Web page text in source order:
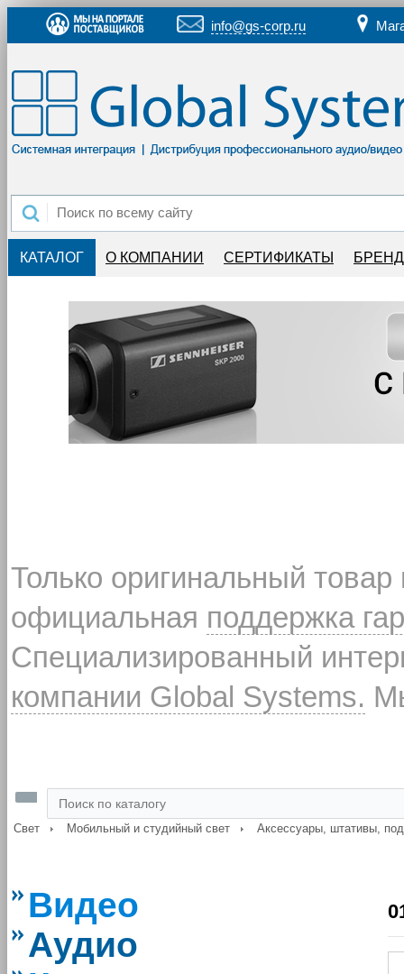
info@gs-corp.ru
КАТАЛОГ О КОМПАНИИ СЕРТИФИКАТЫ
Только оригинальный
официальная поддержка
Специализированный
компании Global Systems.
Свет Мобильный и студийный свет Аксессуары, штативы,
Видео
Аудио